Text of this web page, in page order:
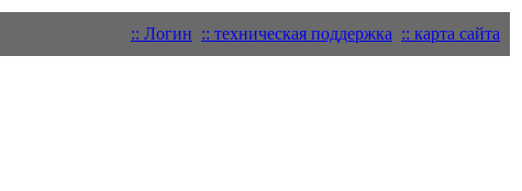
:: Логин :: техническая поддержка :: карта сайта